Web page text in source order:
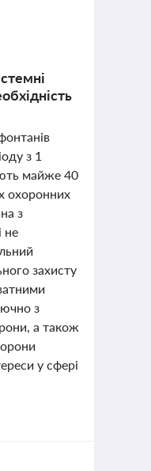
з 1
майже 40
охоронних
з
не
захисту
з
а також
у сфері